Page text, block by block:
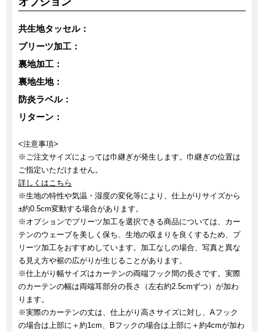
共生地タッセル：
プリーツ加工：
裏地加工：
裏地生地：
防炎ラベル：
リターン：
<注意事項>
※ご注文サイズによっては巾継ぎが発生します。巾継ぎの位置は
ご指定いただけません。
詳しくはこちら
※生地の特性や気温・湿度の変化等により、仕上がりサイズから
±約0.5cm変動する場合があります。
※オプションでプリーツ加工を選択できる商品については、カー
テンのウェーブを美しく保ち、生地の収まりを良くするため、プ
リーツ加工をおすすめしています。加工なしの場合、写真と異な
る見え方や裾の広がりが生じることがあります。
※仕上がり幅サイズはカーテンの両端フック間の長さです。実際
のカーテンの幅は両端耳部分の長さ（左右約2.5cmずつ）が加わ
ります。
※実際のカーテンの丈は、仕上がり高さサイズに対し、Aフック
の場合は上部に＋約1cm、Bフックの場合は上部に＋約4cmが加わ